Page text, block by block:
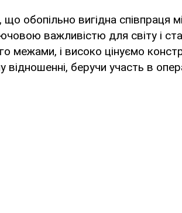
що обопільно вигідна співпраця
важливістю для світу і
межами, і високо цінуємо
відношенні, беручи участь в